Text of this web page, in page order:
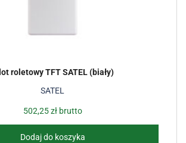
SATEL
roletowy TFT SATEL (biały)
502,25złbrutto
Dodaj do koszyka